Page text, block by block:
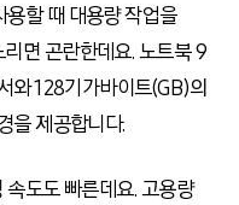
할 때 대용량 작업을
면 곤란한데요. 노트북 9
와 128기가바이트(GB)의
을 제공합니다.
도도 빠른데요. 고용량